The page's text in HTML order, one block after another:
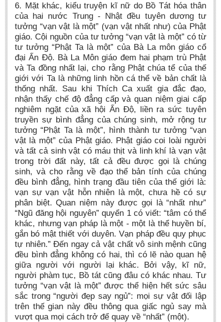
6. Mặt khác, kiểu truyện kĩ nữ do Bồ Tát hóa thân
của hai nước Trung - Nhật đều tuyên dương tư
tưởng “vạn vật là một” (vạn vật nhất như) của Phật
giáo. Cội nguồn của tư tưởng “vạn vật là một” có từ
tư tưởng “Phật Ta là một” của Bà La môn giáo cổ
đại Ấn Độ. Bà La Môn giáo đem hai phạm trù Phật
và Ta đồng nhất lại, cho rằng Phật chúa tể của thế
giới với Ta là những linh hồn cá thể về bản chất là
thống nhất. Sau khi Thích Ca xuất gia đắc đạo,
nhận thấy chế độ đẳng cấp và quan niệm giai cấp
nghiêm ngặt của xã hội Ấn Độ, liền ra sức tuyên
truyền sự bình đẳng của chúng sinh, mở rộng tư
tưởng “Phật Ta là một”, hình thành tư tưởng “vạn
vật là một” của Phật giáo. Phật giáo coi loài người
và tất cả sinh vật có máu thịt và linh khí là vạn vật
trong trời đất này, tất cả đều được gọi là chúng
sinh, và cho rằng về đạo thể bản tính của chúng
đều bình đẳng, hình trạng đầu tiên của thế giới là:
vạn sự vạn vật hỗn nhiên là một, chưa hề có sự
phân biệt. Quan niệm này được gọi là “nhất như”
“Ngũ đăng hội nguyên” quyển 1 có viết: “tâm có thể
khác, nhưng vạn pháp là một - một là thể huyền bí,
gắn bó mật thiết với duyên. Vạn pháp đều quy phục
tự nhiên.” Đến ngay cả vật chất vô sinh mệnh cũng
đều bình đẳng không có hai, thì có lẽ nào quan hệ
giữa người với người lại khác. Bởi vậy, kĩ nữ,
người phàm tục, Bồ tát cũng đâu có khác nhau. Tư
tưởng “vạn vật là một” được thể hiện hết sức sâu
sắc trong “người đẹp say ngủ”: mọi sự vật đối lập
trên thế gian này đều thông qua giấc ngủ say mà
vượt qua mọi cách trở để quay về “nhất” (một).